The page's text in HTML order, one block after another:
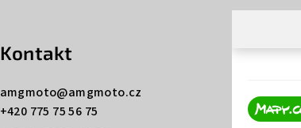
Kontakt
amgmoto@amgmoto.cz
+420 775 75 56 75